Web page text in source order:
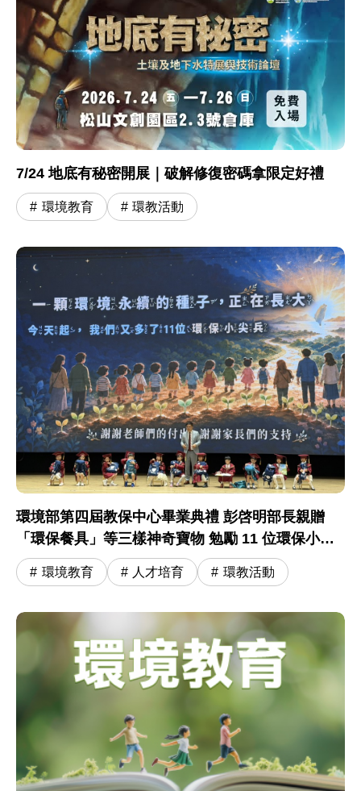
7/24 地底有秘密開展｜破解修復密碼拿限定好禮
環境教育 環教活動
環境部第四屆教保中心畢業典禮 彭啓明部長親贈
「環保餐具」等三樣神奇寶物 勉勵 11 位環保小尖
兵開啟小學冒險旅程
環境教育 人才培育 環教活動